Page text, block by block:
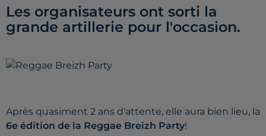
Les organisateurs ont sorti la
grande artillerie pour l'occasion.
Après quasiment 2 ans d'attente, elle aura bien lieu, la
6e édition de la Reggae Breizh Party!